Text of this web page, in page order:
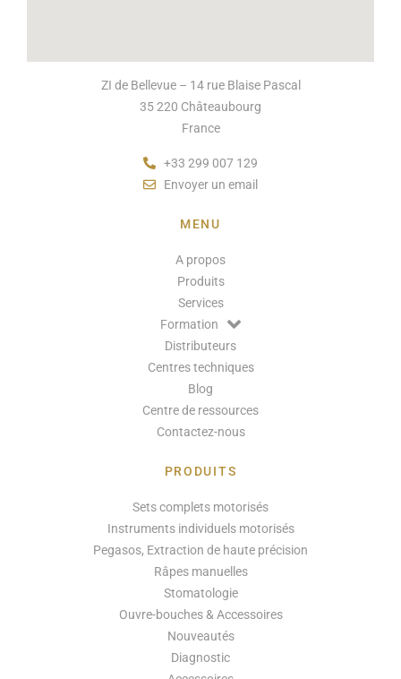
ZI de Bellevue – 14 rue Blaise Pascal
35 220 Châteaubourg
France
+33 299 007 129
Envoyer un email
MENU
A propos
Produits
Services
Formation
Distributeurs
Centres techniques
Blog
Centre de ressources
Contactez-nous
PRODUITS
Sets complets motorisés
Instruments individuels motorisés
Pegasos, Extraction de haute précision
Râpes manuelles
Stomatologie
Ouvre-bouches & Accessoires
Nouveautés
Diagnostic